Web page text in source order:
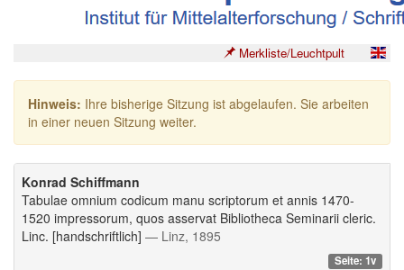
Merkliste/Leuchtpult
Hinweis: Ihre bisherige Sitzung ist abgelaufen. Sie arbeiten
in einer neuen Sitzung weiter.
Konrad Schiffmann
Tabulae omnium codicum manu scriptorum et annis 1470-
1520 impressorum, quos asservat Bibliotheca Seminarii cleric.
Linc. [handschriftlich] — Linz, 1895
Seite: 1v